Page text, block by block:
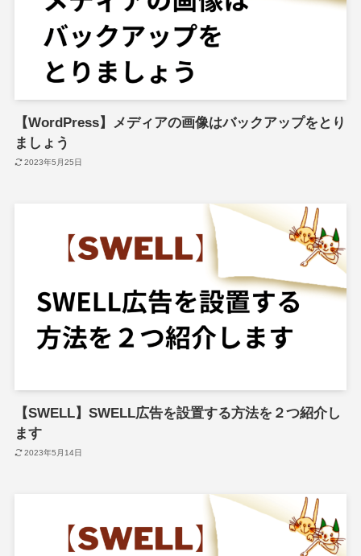
【WordPress】メディアの画像はバックアップをとり
ましょう
2023年5月25日
【SWELL】SWELL広告を設置する方法を２つ紹介し
ます
2023年5月14日